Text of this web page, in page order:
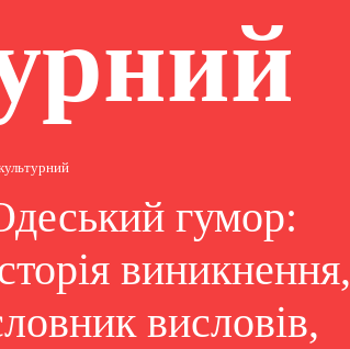
гумор:
виникнення,
висловів,